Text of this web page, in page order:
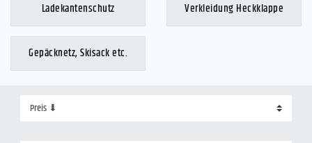
Ladekantenschutz Verkleidung Heckklappe
Gepäcknetz, Skisack etc.